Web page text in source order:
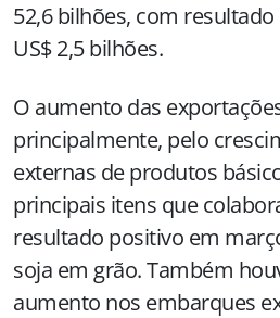
52,6 bilhões, com
US$ 2,5 bilhões.
O aumento das
principalmente, pelo
externas de produtos
principais itens que
resultado positivo em
soja em grão. Também
aumento nos embarques